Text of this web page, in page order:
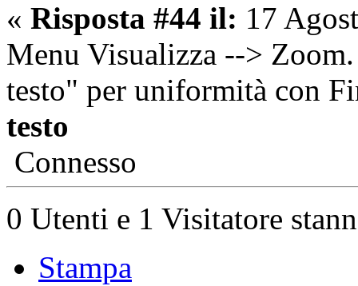
« Risposta #44 il: 17
Menu Visualizza -->
testo" per uniformità con
testo
Connesso
0 Utenti e 1 Visitatore
Stampa